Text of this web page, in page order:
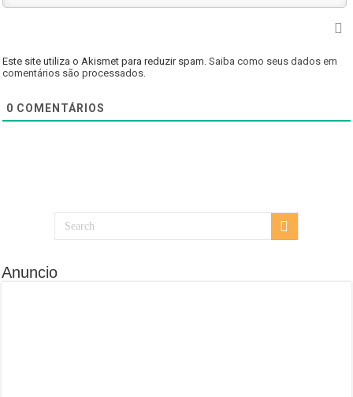
Este site utiliza o Akismet para reduzir spam.Saiba como seus dados em
comentários são processados
0 COMENTÁRIOS
Anuncio